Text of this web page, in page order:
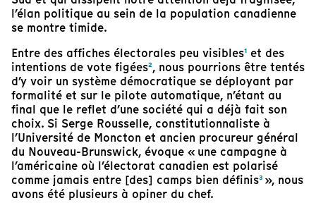
l’élan politique au sein de la population canadienne
se montre timide.
Entre des affiches électorales peu visibles¹ et des
intentions de vote figées², nous pourrions être tentés
d’y voir un système démocratique se déployant par
formalité et sur le pilote automatique, n’étant au
final que le reflet d’une société qui a déjà fait son
choix. Si Serge Rousselle, constitutionnaliste à
l’Université de Moncton et ancien procureur général
du Nouveau-Brunswick, évoque « une campagne à
l’américaine où l’électorat canadien est polarisé
comme jamais entre [des] camps bien définis³», nous
avons été plusieurs à opiner du chef.